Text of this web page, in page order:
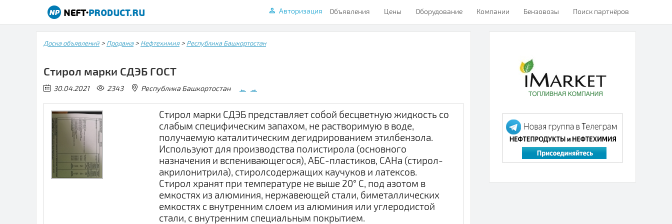
Объявления Цены Оборудование Компании Бензовозы Поиск партнёров
Авторизация
Доска объявлений > Продажа> Нефтехимия> Республика Башкортостан
Стирол марки СДЭБ ГОСТ
30.04.2021 2343 Республика Башкортостан ← →
Стирол марки СДЭБ представляет собой бесцветную жидкость со
слабым специфическим запахом, не растворимую в воде,
получаемую каталитическим дегидрированием этилбензола.
Используют для производства полистирола (основного
назначения и вспенивающегося), АБС-пластиков, САНа (стирол-
акрилонитрила), стиролсодержащих каучуков и латексов.
Стирол хранят при температуре не выше 20° С, под азотом в
емкостях из алюминия, нержавеющей стали, биметаллических
емкостях с внутренним слоем из алюминия или углеродистой
стали, с внутренним специальным покрытием.